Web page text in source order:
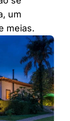
um
meias.